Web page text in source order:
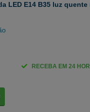
LED E14 B35 luz
RECEBA EM 24